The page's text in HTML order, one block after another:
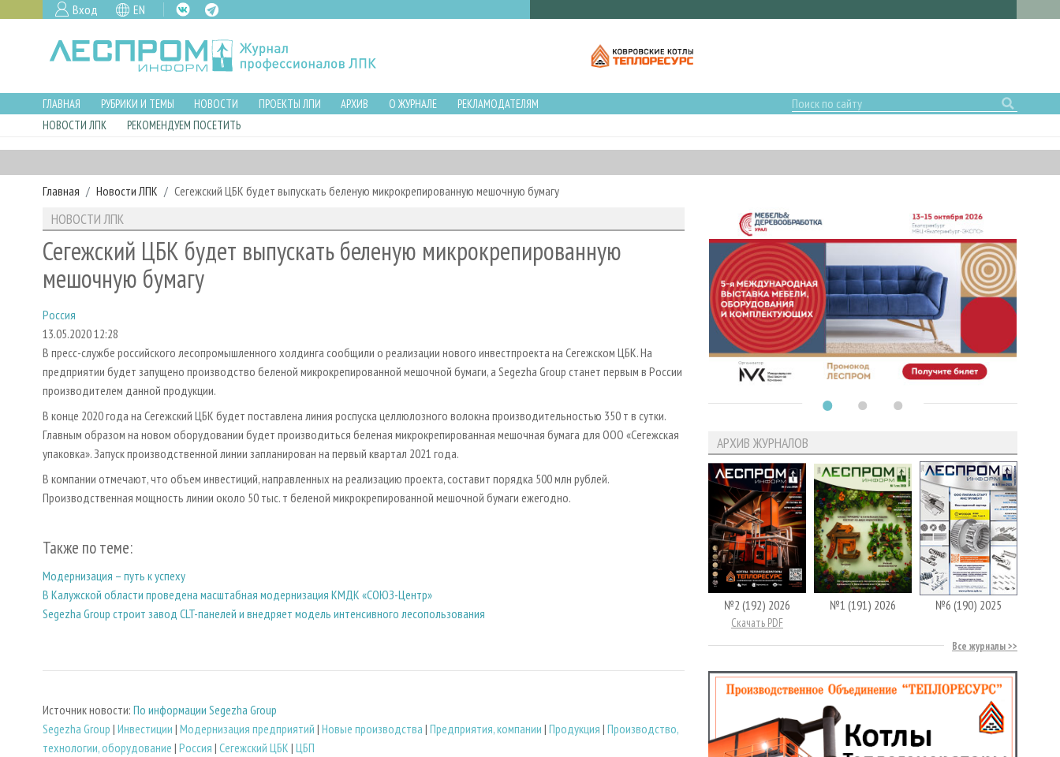
Вход EN
ГЛАВНАЯ РУБРИКИ И ТЕМЫ НОВОСТИ ПРОЕКТЫ ЛПИ АРХИВ О ЖУРНАЛЕ
РЕКЛАМОДАТЕЛЯМ
НОВОСТИ ЛПК
РЕКОМЕНДУЕМ ПОСЕТИТЬ
Главная Новости ЛПК Сегежский ЦБК будет выпускать беленую микрокрепированную мешочную бумагу
НОВОСТИ ЛПК
Сегежский ЦБК будет выпускать беленую микрокрепированную
мешочную бумагу
Россия
13.05.2020 12:28
В пресс-службе российского лесопромышленного холдинга сообщили о реализации нового инвестпроекта на Сегежском ЦБК. На
предприятии будет запущено производство беленой микрокрепированной мешочной бумаги, а Segezha Group станет первым в России
производителем данной продукции.
В конце 2020 года на Сегежский ЦБК будет поставлена линия роспуска целлюлозного волокна производительностью 350 т в сутки.
Главным образом на новом оборудовании будет производиться беленая микрокрепированная мешочная бумага для ООО «Сегежская
упаковка». Запуск производственной линии запланирован на первый квартал 2021 года.
В компании отмечают, что объем инвестиций, направленных на реализацию проекта, составит порядка 500 млн рублей.
Производственная мощность линии около 50 тыс. т беленой микрокрепированной мешочной бумаги ежегодно.
Также по теме:
Модернизация – путь к успеху
В Калужской области проведена масштабная модернизация КМДК «СОЮЗ-Центр»
Segezha Group строит завод CLT-панелей и внедряет модель интенсивного лесопользования
Источник новости: По информации Segezha Group
Segezha Group | Инвестиции | Модернизация предприятий | Новые производства | Предприятия, компании | Продукция | Производство,
технологии, оборудование | Россия | Сегежский ЦБК | ЦБП
АРХИВ ЖУРНАЛОВ
№2 (192) 2026
Скачать PDF
№1 (191) 2026 №6 (190) 2025
Все журналы